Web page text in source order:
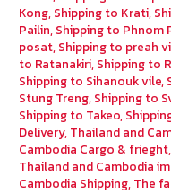
Kong, Shipping to Krati,
Pailin, Shipping to Phnom
posat, Shipping to preah
to Ratanakiri, Shipping to
Shipping to Sihanouk vile,
Stung Treng, Shipping to
Shipping to Takeo,
Delivery, Thailand and
Cambodia Cargo & frieght,
Thailand and Cambodia
Cambodia Shipping, The